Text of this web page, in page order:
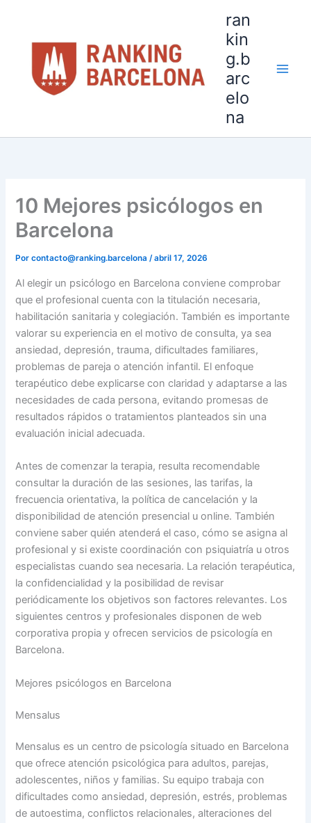
contenido
ran
kin
g.b
arc
elo
na
10 Mejores psicólogos en
Barcelona
Porcontacto@ranking.barcelona/abril 17, 2026
Al elegir un psicólogo en Barcelona conviene comprobar
que el profesional cuenta con la titulación necesaria,
habilitación sanitaria y colegiación. También es importante
valorar su experiencia en el motivo de consulta, ya sea
ansiedad, depresión, trauma, dificultades familiares,
problemas de pareja o atención infantil. El enfoque
terapéutico debe explicarse con claridad y adaptarse a las
necesidades de cada persona, evitando promesas de
resultados rápidos o tratamientos planteados sin una
evaluación inicial adecuada.
Antes de comenzar la terapia, resulta recomendable
consultar la duración de las sesiones, las tarifas, la
frecuencia orientativa, la política de cancelación y la
disponibilidad de atención presencial u online. También
conviene saber quién atenderá el caso, cómo se asigna al
profesional y si existe coordinación con psiquiatría u otros
especialistas cuando sea necesaria. La relación terapéutica,
la confidencialidad y la posibilidad de revisar
periódicamente los objetivos son factores relevantes. Los
siguientes centros y profesionales disponen de web
corporativa propia y ofrecen servicios de psicología en
Barcelona.
Mejores psicólogos en Barcelona
Mensalus
Mensalus es un centro de psicología situado en Barcelona
que ofrece atención psicológica para adultos, parejas,
adolescentes, niños y familias. Su equipo trabaja con
dificultades como ansiedad, depresión, estrés, problemas
de autoestima, conflictos relacionales, alteraciones del